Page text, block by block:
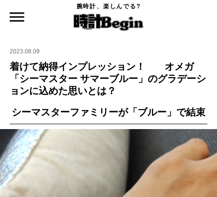
腕時計、楽しんでる?
着けて納得インプレッション！ オメガ「シーマスター サマーブルー」のグラデー
ションに込めた思いとは？
2023.08.09
着けて納得インプレッション！ オメガ
「シーマスター サマーブルー」のグラデーシ
ョンに込めた思いとは？
シーマスターファミリーが「ブルー」で結束